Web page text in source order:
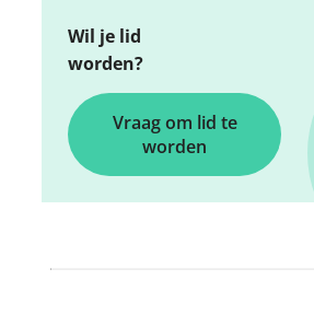
Wil je lid
worden?
Vraag om lid te
worden